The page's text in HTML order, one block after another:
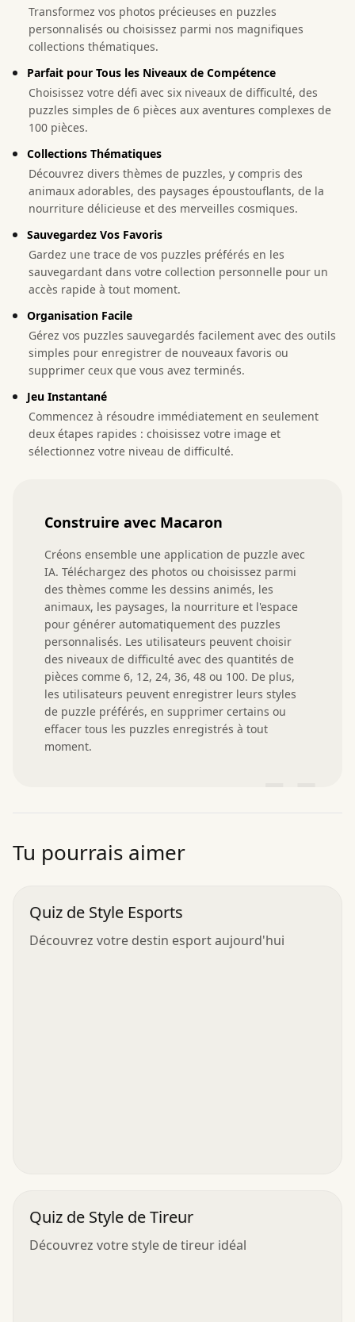
Transformez vos photos précieuses en puzzles
personnalisés ou choisissez parmi nos magnifiques
collections thématiques.
Parfait pour Tous les Niveaux de Compétence
Choisissez votre défi avec six niveaux de difficulté, des
puzzles simples de 6 pièces aux aventures complexes de
100 pièces.
Collections Thématiques
Découvrez divers thèmes de puzzles, y compris des
animaux adorables, des paysages époustouflants, de la
nourriture délicieuse et des merveilles cosmiques.
Sauvegardez Vos Favoris
Gardez une trace de vos puzzles préférés en les
sauvegardant dans votre collection personnelle pour un
accès rapide à tout moment.
Organisation Facile
Gérez vos puzzles sauvegardés facilement avec des outils
simples pour enregistrer de nouveaux favoris ou
supprimer ceux que vous avez terminés.
Jeu Instantané
Commencez à résoudre immédiatement en seulement
deux étapes rapides : choisissez votre image et
sélectionnez votre niveau de difficulté.
Construire avec Macaron
Créons ensemble une application de puzzle avec
IA. Téléchargez des photos ou choisissez parmi
des thèmes comme les dessins animés, les
animaux, les paysages, la nourriture et l'espace
pour générer automatiquement des puzzles
personnalisés. Les utilisateurs peuvent choisir
des niveaux de difficulté avec des quantités de
pièces comme 6, 12, 24, 36, 48 ou 100. De plus,
les utilisateurs peuvent enregistrer leurs styles
de puzzle préférés, en supprimer certains ou
effacer tous les puzzles enregistrés à tout
moment.
Tu pourrais aimer
Quiz de Style Esports
Découvrez votre destin esport aujourd'hui
Quiz de Style de Tireur
Découvrez votre style de tireur idéal